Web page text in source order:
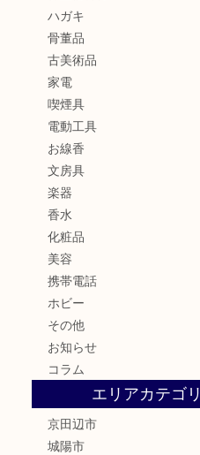
ハガキ
骨董品
古美術品
家電
喫煙具
電動工具
お線香
文房具
楽器
香水
化粧品
美容
携帯電話
ホビー
その他
お知らせ
コラム
エリアカテゴリ
京田辺市
城陽市